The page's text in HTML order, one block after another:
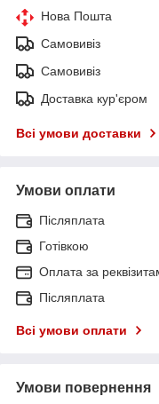
Нова Пошта
Самовивіз
Самовивіз
Доставка кур'єром
Всі умови доставки
Умови оплати
Післяплата
Готівкою
Оплата за
Післяплата
Всі умови оплати
Умови повернення